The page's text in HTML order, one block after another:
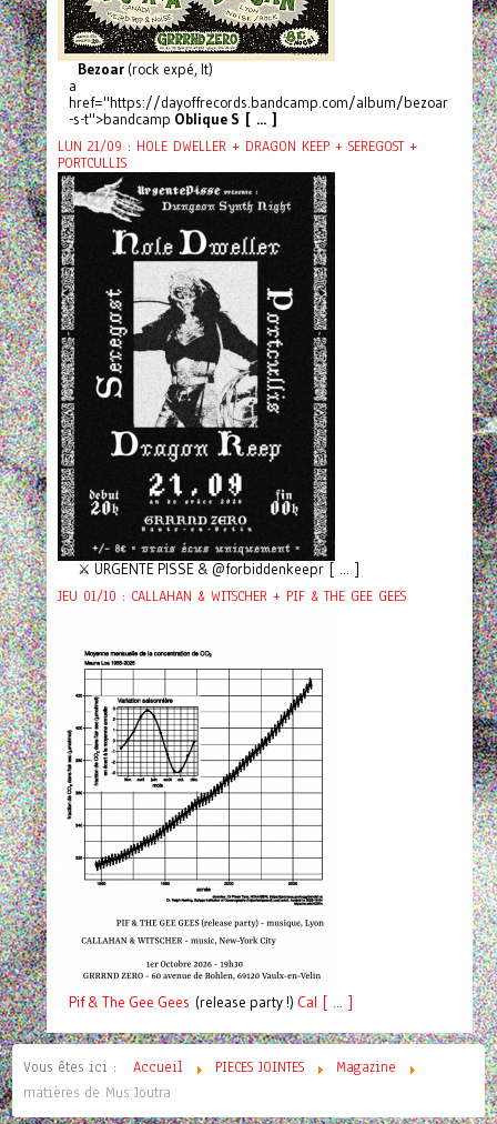
Bezoar(rock expé, It)
a
href="https://dayoffrecords.bandcamp.com/album/bezoar
-s-t">bandcamp Oblique S [ ... ]
LUN 21/09 : HOLE DWELLER + DRAGON KEEP + SEREGOST +
PORTCULLIS
⚔️ URGENTE PISSE & @forbiddenkeepr [ ... ]
JEU 01/10 : CALLAHAN & WITSCHER + PIF & THE GEE GEES
Pif& The Gee Gees (release party !) Cal [ ... ]
Vous êtes ici : Accueil PIECES JOINTES
Magazine
matières de Mus Joutra